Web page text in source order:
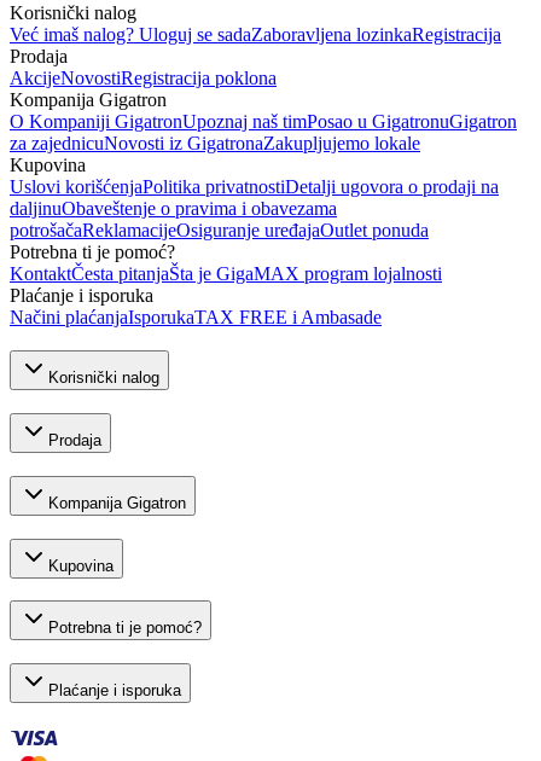
Korisnički nalog
Već imaš nalog? Uloguj se sadaZaboravljena lozinkaRegistracija
Prodaja
AkcijeNovostiRegistracija poklona
Kompanija Gigatron
O Kompaniji GigatronUpoznaj naš timPosao u GigatronuGigatron
za zajednicuNovosti iz GigatronaZakupljujemo lokale
Kupovina
Uslovi korišćenjaPolitika privatnostiDetalji ugovora o prodaji na
daljinuObaveštenje o pravima i obavezama
potrošačaReklamacijeOsiguranje uređajaOutlet ponuda
Potrebna ti je pomoć?
KontaktČesta pitanjaŠta je GigaMAX program lojalnosti
Plaćanje i isporuka
Načini plaćanjaIsporukaTAX FREE i Ambasade
Korisnički nalog
Prodaja
Kompanija Gigatron
Kupovina
Potrebna ti je pomoć?
Plaćanje i isporuka